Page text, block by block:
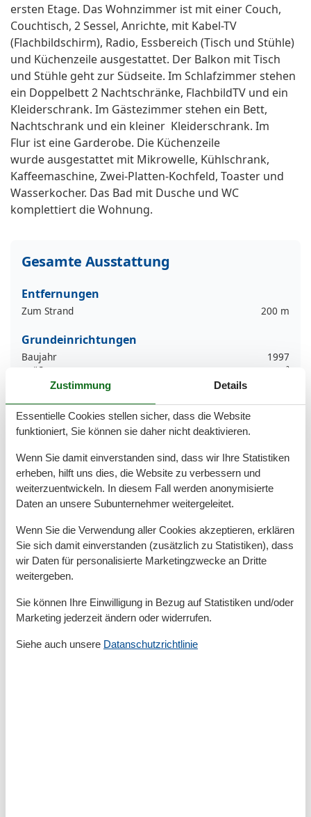
ersten Etage. Das Wohnzimmer ist mit einer Couch,
Couchtisch, 2 Sessel, Anrichte, mit Kabel-TV
(Flachbildschirm), Radio, Essbereich (Tisch und Stühle)
und Küchenzeile ausgestattet. Der Balkon mit Tisch
und Stühle geht zur Südseite. Im Schlafzimmer stehen
ein Doppelbett 2 Nachtschränke, FlachbildTV und ein
Kleiderschrank. Im Gästezimmer stehen ein Bett,
Nachtschrank und ein kleiner Kleiderschrank. Im
Flur ist eine Garderobe. Die Küchenzeile
wurde ausgestattet mit Mikrowelle, Kühlschrank,
Kaffeemaschine, Zwei-Platten-Kochfeld, Toaster und
Wasserkocher. Das Bad mit Dusche und WC
komplettiert die Wohnung.
Gesamte Ausstattung
Entfernungen
Zum Strand 200 m
Grundeinrichtungen
Baujahr
1997
Größe
34 m²
Jahr renoviert
Kinder einrichtungen
Familienfreundlich
Serviceeinrichtungen
Balkon
Bettwäsche
Brötchenservice
Dusche
Frühstücksservice
Handtücher
Haustiere erlaubt oder auf Anfrage
Haartrockner
Internet - WLAN
Kaffeemaschine
Zustimmung Details
Essentielle Cookies stellen sicher, dass die Website
funktioniert, Sie können sie daher nicht deaktivieren.
Wenn Sie damit einverstanden sind, dass wir Ihre Statistiken
erheben, hilft uns dies, die Website zu verbessern und
weiterzuentwickeln. In diesem Fall werden anonymisierte
Daten an unsere Subunternehmer weitergeleitet.
Wenn Sie die Verwendung aller Cookies akzeptieren, erklären
Sie sich damit einverstanden (zusätzlich zu Statistiken), dass
wir Daten für personalisierte Marketingzwecke an Dritte
weitergeben.
Sie können Ihre Einwilligung in Bezug auf Statistiken und/oder
Marketing jederzeit ändern oder widerrufen.
Siehe auch unsere Datanschutzrichtlinie